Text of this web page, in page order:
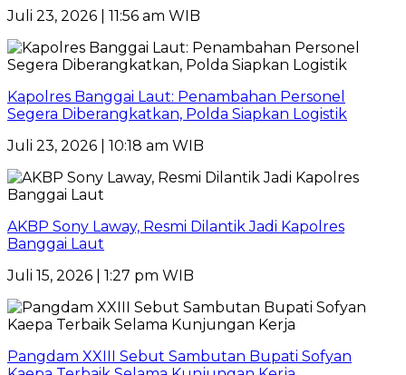
Juli 23, 2026 | 11:56 am WIB
Kapolres Banggai Laut: Penambahan Personel
Segera Diberangkatkan, Polda Siapkan Logistik
Juli 23, 2026 | 10:18 am WIB
AKBP Sony Laway, Resmi Dilantik Jadi Kapolres
Banggai Laut
Juli 15, 2026 | 1:27 pm WIB
Pangdam XXIII Sebut Sambutan Bupati Sofyan